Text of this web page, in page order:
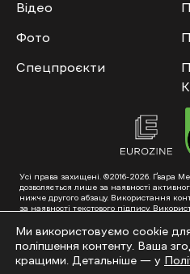
Відео
Фото
Спецпроєкти
Усі права захищені. ©2016-2026. Ґвара
дозволяється лише за наявності
нижче другого абзацу. Використання
за наявності текстового підпису.
схвалення від редакції.
Суб’єкт у сфері онлайн-медіа;
адреса: ГО «Ґвара Медіа», 61057, Харків,
№7400
Ми використовуємо cookie для
поліпшення контенту. Ваша
кращими. Детальніше — у